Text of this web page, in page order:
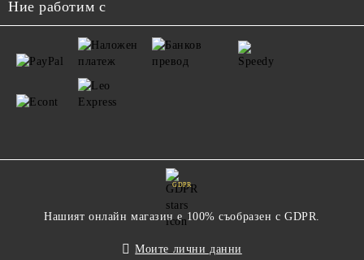
Ние работим с
GDPR
Нашият онлайн магазин е 100% съобразен с GDPR.
Моите лични данни